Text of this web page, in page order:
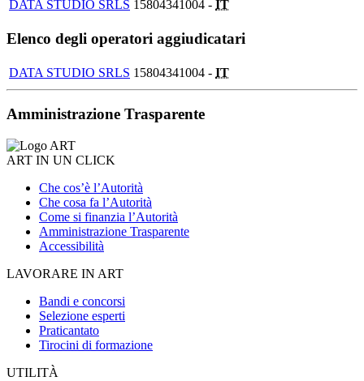
DATA STUDIO SRLS 15804341004 - IT
Elenco degli operatori aggiudicatari
DATA STUDIO SRLS 15804341004 - IT
Amministrazione Trasparente
ART IN UN CLICK
Che cos’è l’Autorità
Che cosa fa l’Autorità
Come si finanzia l’Autorità
Amministrazione Trasparente
Accessibilità
LAVORARE IN ART
Bandi e concorsi
Selezione esperti
Praticantato
Tirocini di formazione
UTILITÀ